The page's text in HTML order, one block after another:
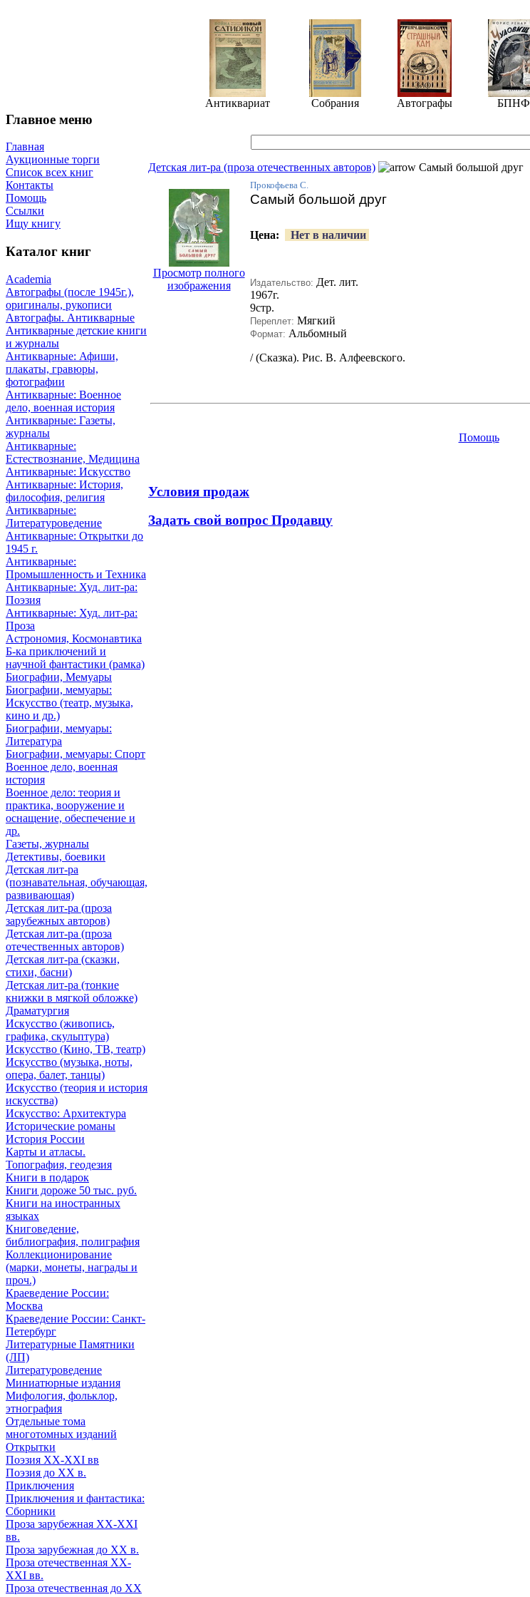
Главное меню
Главная
Аукционные торги
Список всех книг
Контакты
Помощь
Ссылки
Ищу книгу
Каталог книг
Academia
Автографы (после 1945г.),
оригиналы, рукописи
Автографы. Антикварные
Антикварные детские книги
и журналы
Антикварные: Афиши,
плакаты, гравюры,
фотографии
Антикварные: Военное
дело, военная история
Антикварные: Газеты,
журналы
Антикварные:
Естествознание, Медицина
Антикварные: Искусство
Антикварные: История,
философия, религия
Антикварные:
Литературоведение
Антикварные: Открытки до
1945 г.
Антикварные:
Промышленность и Техника
Антикварные: Худ. лит-ра:
Поэзия
Антикварные: Худ. лит-ра:
Проза
Астрономия, Космонавтика
Б-ка приключений и
научной фантастики (рамка)
Биографии, Мемуары
Биографии, мемуары:
Искусство (театр, музыка,
кино и др.)
Биографии, мемуары:
Литература
Биографии, мемуары: Спорт
Военное дело, военная
история
Военное дело: теория и
практика, вооружение и
оснащение, обеспечение и
др.
Газеты, журналы
Детективы, боевики
Детская лит-ра
(познавательная, обучающая,
развивающая)
Детская лит-ра (проза
зарубежных авторов)
Детская лит-ра (проза
отечественных авторов)
Детская лит-ра (сказки,
стихи, басни)
Детская лит-ра (тонкие
книжки в мягкой обложке)
Драматургия
Искусствo (живопись,
графика, скульптура)
Искусствo (Кино, ТВ, театр)
Искусствo (музыка, ноты,
опера, балет, танцы)
Искусствo (теория и история
искусства)
Искусство: Архитектура
Исторические романы
История России
Карты и атласы.
Топография, геодезия
Книги в подарок
Книги дороже 50 тыс. руб.
Книги на иностранных
языках
Книговедение,
библиография, полиграфия
Коллекционирование
(марки, монеты, награды и
проч.)
Краеведение России:
Москва
Краеведение России: Санкт-
Петербург
Литературные Памятники
(ЛП)
Литературоведение
Миниатюрные издания
Мифология, фольклор,
этнография
Отдельные тома
многотомных изданий
Открытки
Поэзия XX-XXI вв
Поэзия до XX в.
Приключения
Приключения и фантастика:
Сборники
Проза зарубежная XX-XXI
вв.
Проза зарубежная до XX в.
Проза отечественная XX-
XXI вв.
Проза отечественная до XX
Антиквариат Собрания Автографы БПНФ
Детская лит-ра (проза отечественных авторов) Самый большой друг
Просмотр полного
изображения
Прокофьева С.
Самый большой друг
Цена: Нет в наличии
Издательство: Дет. лит.
1967г.
9стр.
Переплет: Мягкий
Формат: Альбомный
/ (Сказка). Рис. В. Алфеевского.
Помощь
Условия продаж
Задать свой вопрос Продавцу